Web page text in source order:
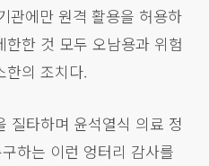
관에만 원격 활용을 허용하
한 것 모두 오남용과 위험
한의 조치다.
질타하며 윤석열식 의료 정
하는 이런 엉터리 감사를